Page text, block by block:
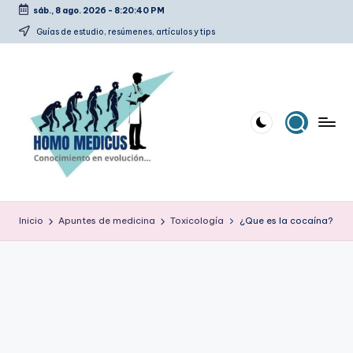
Saltar
sáb., 8 ago. 2026 - 8:20:41 PM
Guías de estudio, resúmenes, artículos y tips
o
m
estudio,
Inicio Apuntes de medicina Toxicología ¿Que es la cocaína?